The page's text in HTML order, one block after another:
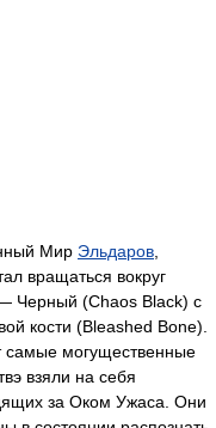
Мир Эльдаров
вращаться вокруг
Черный (Chaos Black) с
кости (Bleashed Bone).
самые могущественные
взяли на себя
за Оком Ужаса. Они